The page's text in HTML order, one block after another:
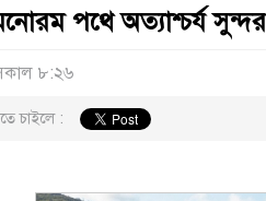
পথে অত্যাশ্চর্য সুন্দর
৮:২৬
চাইলে :